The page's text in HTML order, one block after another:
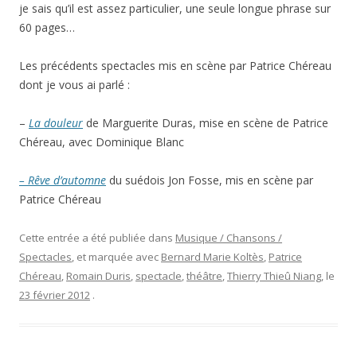
je sais qu’il est assez particulier, une seule longue phrase sur
60 pages…
Les précédents spectacles mis en scène par Patrice Chéreau
dont je vous ai parlé :
– La douleur de Marguerite Duras, mise en scène de Patrice
Chéreau, avec Dominique Blanc
– Rêve d’automne du suédois Jon Fosse, mis en scène par
Patrice Chéreau
Cette entrée a été publiée dans Musique / Chansons /
Spectacles, et marquée avec Bernard Marie Koltès, Patrice
Chéreau, Romain Duris, spectacle,théâtre,Thierry Thieû Niang, le
23 février 2012 .